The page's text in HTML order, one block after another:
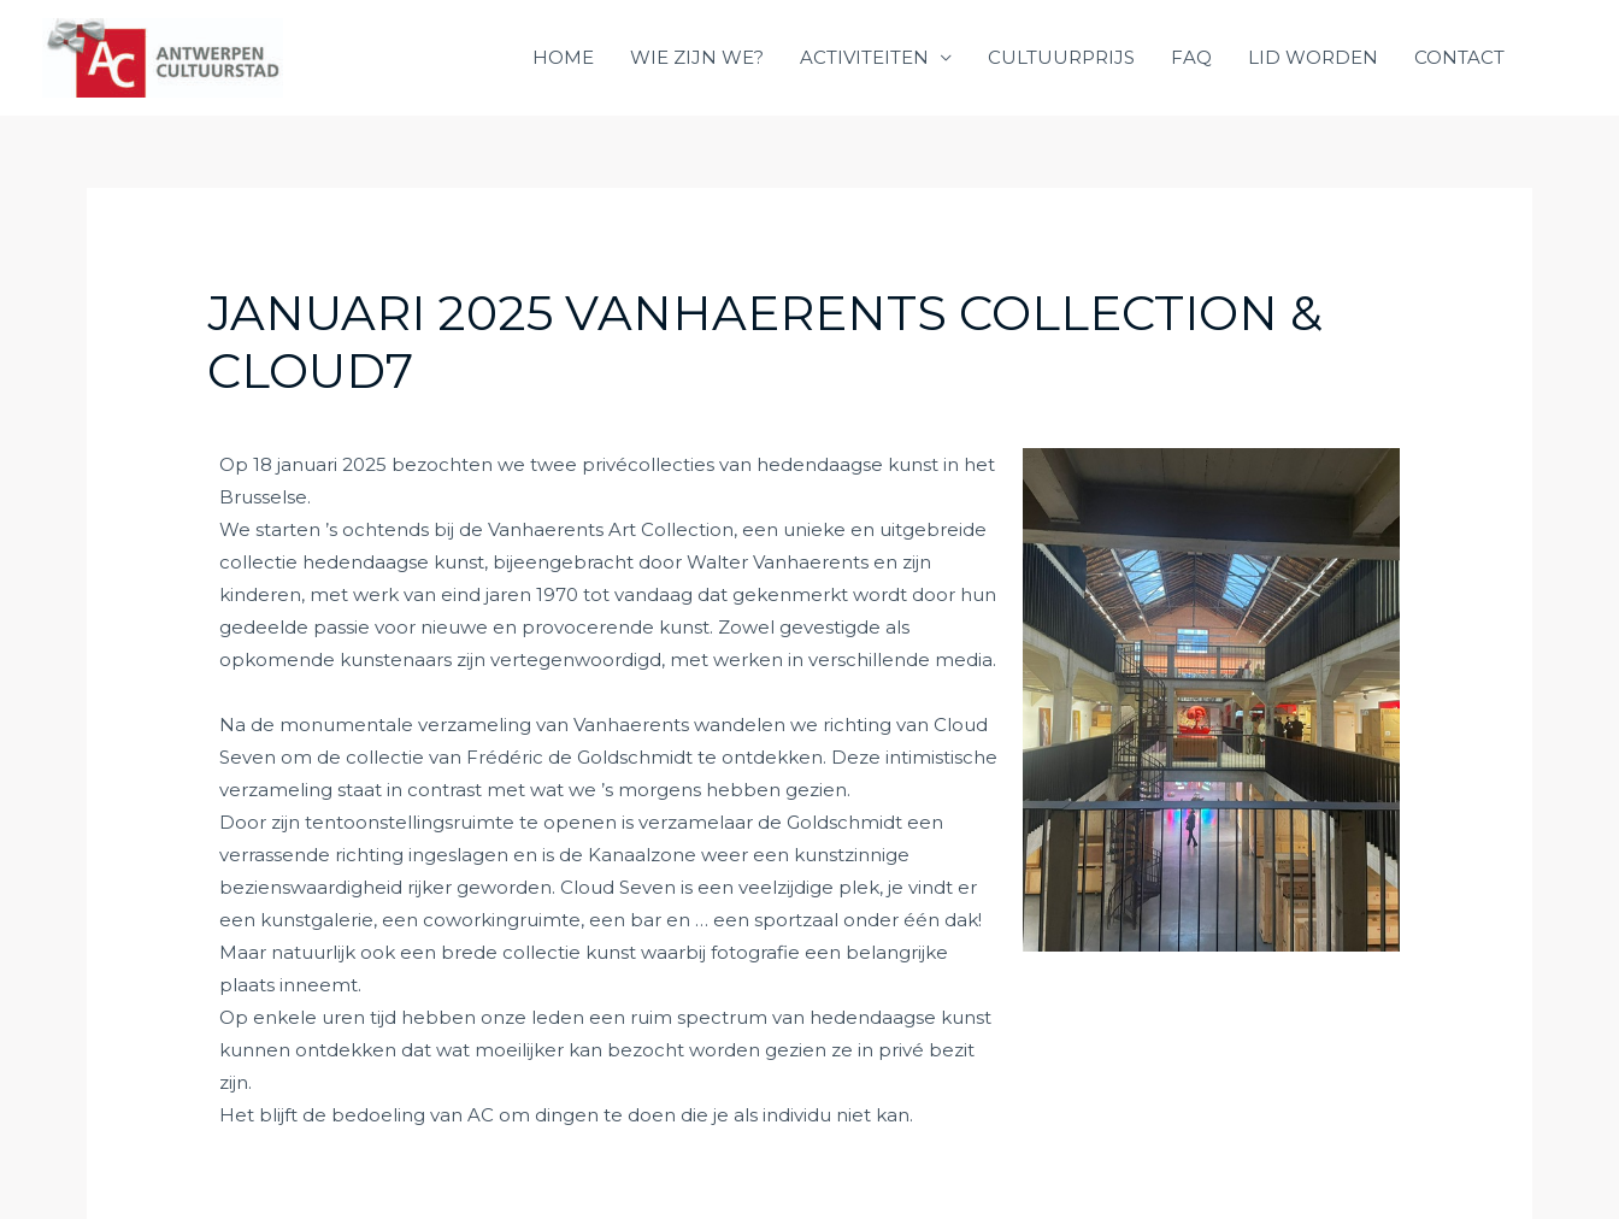
HOME WIE ZIJN WE? ACTIVITEITEN CULTUURPRIJS FAQ LID WORDEN CONTACT
JANUARI 2025 VANHAERENTS COLLECTION &
CLOUD7
Op 18 januari 2025 bezochten we twee privécollecties van hedendaagse kunst in het
Brusselse.
We starten ’s ochtends bij de Vanhaerents Art Collection, een unieke en uitgebreide
collectie hedendaagse kunst, bijeengebracht door Walter Vanhaerents en zijn
kinderen, met werk van eind jaren 1970 tot vandaag dat gekenmerkt wordt door hun
gedeelde passie voor nieuwe en provocerende kunst. Zowel gevestigde als
opkomende kunstenaars zijn vertegenwoordigd, met werken in verschillende media.
Na de monumentale verzameling van Vanhaerents wandelen we richting van Cloud
Seven om de collectie van Frédéric de Goldschmidt te ontdekken. Deze intimistische
verzameling staat in contrast met wat we ’s morgens hebben gezien.
Door zijn tentoonstellingsruimte te openen is verzamelaar de Goldschmidt een
verrassende richting ingeslagen en is de Kanaalzone weer een kunstzinnige
bezienswaardigheid rijker geworden. Cloud Seven is een veelzijdige plek, je vindt er
een kunstgalerie, een coworkingruimte, een bar en … een sportzaal onder één dak!
Maar natuurlijk ook een brede collectie kunst waarbij fotografie een belangrijke
plaats inneemt.
Op enkele uren tijd hebben onze leden een ruim spectrum van hedendaagse kunst
kunnen ontdekken dat wat moeilijker kan bezocht worden gezien ze in privé bezit
zijn.
Het blijft de bedoeling van AC om dingen te doen die je als individu niet kan.